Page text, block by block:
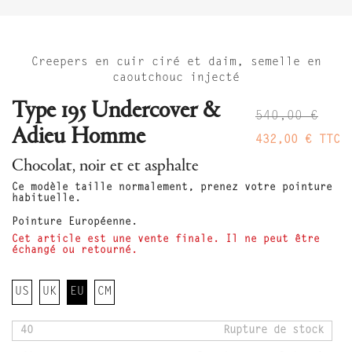
Creepers en cuir ciré et daim, semelle en
caoutchouc injecté
540,00 €
432,00 € TTC
Type 195 Undercover &
Adieu Homme
Chocolat, noir et et asphalte
Ce modèle taille normalement, prenez votre pointure
habituelle.
Pointure Européenne.
Cet article est une vente finale. Il ne peut être
échangé ou retourné.
US UK EU CM
40 Rupture de stock